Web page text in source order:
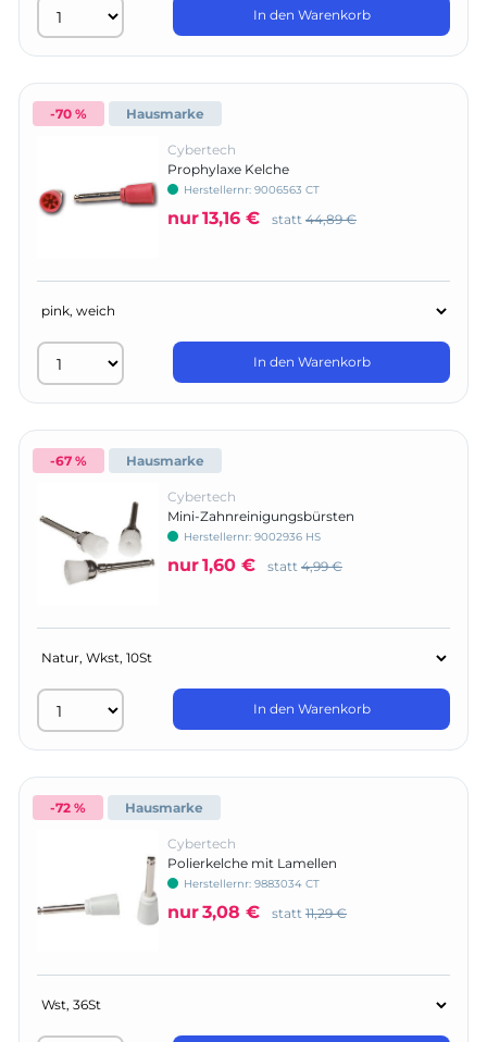
In den Warenkorb
-70 % Hausmarke
Cybertech
Prophylaxe Kelche
Herstellernr: 9006563 CT
nur13,16 € statt 44,89 €
In den Warenkorb
-67 % Hausmarke
Cybertech
Mini-Zahnreinigungsbürsten
Herstellernr: 9002936 HS
nur1,60 € statt 4,99 €
In den Warenkorb
-72 % Hausmarke
Cybertech
Polierkelche mit Lamellen
Herstellernr: 9883034 CT
nur3,08 € statt 11,29 €